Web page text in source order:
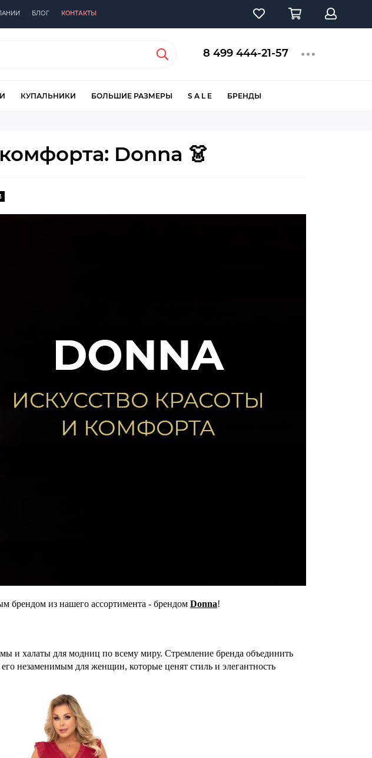
БЛОГ КОНТАКТЫ
8 499 444-21-57
КУПАЛЬНИКИ БОЛЬШИЕ РАЗМЕРЫ S A L E БРЕНДЫ
Donna 👗
брендом из нашего ассортимента - брендом Donna!
и халаты для модниц по всему миру. Стремление бренда объединить
незаменимым для женщин, которые ценят стиль и элегантность